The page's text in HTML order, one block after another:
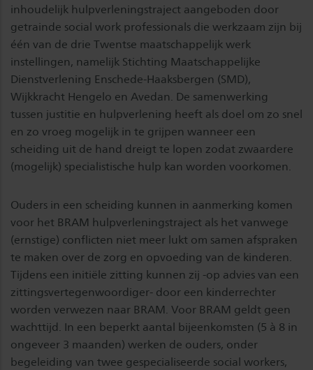
inhoudelijk hulpverleningstraject aangeboden door
getrainde social work professionals die werkzaam zijn bij
één van de drie Twentse maatschappelijk werk
instellingen, namelijk Stichting Maatschappelijke
Dienstverlening Enschede-Haaksbergen (SMD),
Wijkkracht Hengelo en Avedan. De samenwerking
tussen justitie en hulpverlening heeft als doel om zo snel
en zo vroeg mogelijk in te grijpen wanneer een
scheiding uit de hand dreigt te lopen zodat zwaardere
(mogelijk) specialistische hulp kan worden voorkomen.
Ouders in een scheiding kunnen in aanmerking komen
voor het BRAM hulpverleningstraject als het vanwege
(ernstige) conflicten niet meer lukt om samen afspraken
te maken over de zorg en opvoeding van de kinderen.
Tijdens een initiële zitting kunnen zij -op advies van een
zittingsvertegenwoordiger- door een kinderrechter
worden verwezen naar BRAM. Voor BRAM geldt geen
wachttijd. In een beperkt aantal bijeenkomsten (5 à 8 in
ongeveer 3 maanden) werken de ouders, onder
begeleiding van twee gespecialiseerde social workers,